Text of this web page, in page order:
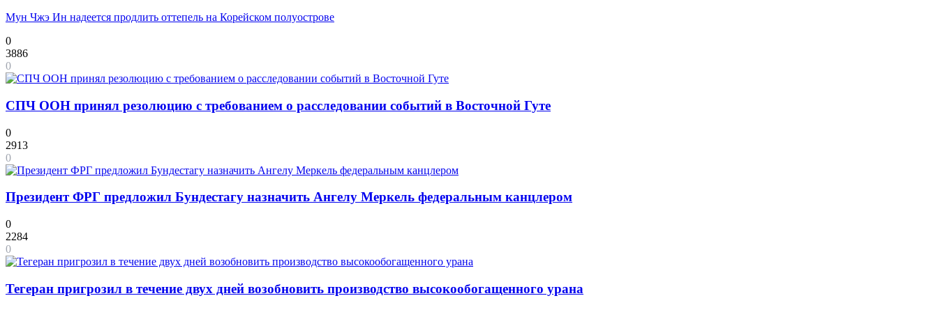
Мун Чжэ Ин надеется продлить оттепель на Корейском полуострове
0
3886
0
СПЧ ООН принял резолюцию с требованием о расследовании событий в Восточной Гуте
0
2913
0
Президент ФРГ предложил Бундестагу назначить Ангелу Меркель федеральным канцлером
0
2284
0
Тегеран пригрозил в течение двух дней возобновить производство высокообогащенного урана